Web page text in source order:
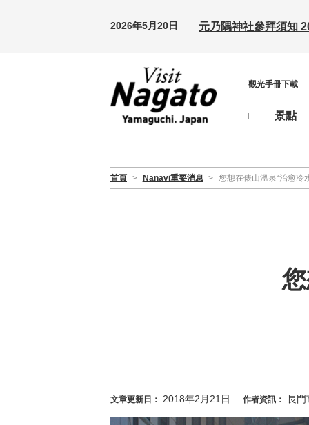
2026年5月20日 元乃隅神社參拜須知
觀光手冊下載
景點
首頁 > Nanavi重要消息 > 您想在俵山溫泉“治愈冷
文章更新日： 2018年2月21日 作者資訊： 長門